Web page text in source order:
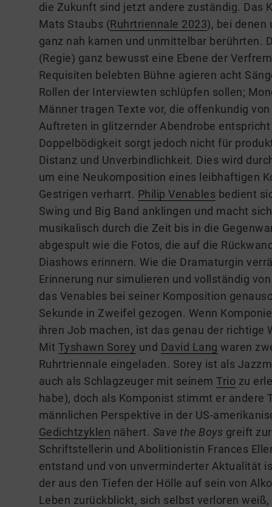
die Zukunft sind jetzt andere zuständig. Das
Mats Staubs (Ruhrtriennale 2023), bei denen
ganz nah kamen und unmittelbar berührten.
(Regie) ganz bewusst eine Ebene der
Requisiten belebten Bühne agieren acht
Rollen der Interviewten schlüpfen sollen;
Männer tragen Texte vor, die offenkundig
Auftreten in glitzernder Abendrobe
Doppelbödigkeit sorgt jedoch nicht für
Distanz und Unverbindlichkeit. Dies wird
um eine Neukomposition eines leibhaftigen
Gestrigen verharrt. Philip Venables bedient
Swing und Big Band anklingen und macht
musikalisch durch die Zeit bis in die
abgespult wie die Fotos, die auf die
Diashows erinnern. Wie die Dramaturgin
Erinnerung nur simulieren und vollständig
das Venables bei seiner Komposition
Sekunde in Zweifel gezogen. Wenn
ihren Job machen, ist das genau der richtige
Mit Tyshawn Sorey und David Lang waren
Ruhrtriennale eingeladen. Sorey ist als
auch als Schlagzeuger mit seinem Trio zu
habe), doch als Komponist stimmt er andere
männlichen Perspektive in der US-
Gedichtzyklen nähert. Save the Boys greift
Schriftstellerin und Abolitionistin Frances
entstand und von unverminderter Aktualität
der aus den Tiefen der Hölle auf sein von
Leben zurückblickt, sich selbst verloren